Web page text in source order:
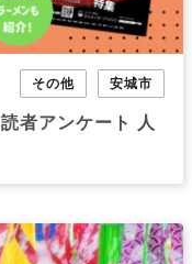
その他 安城市
者アンケート 人